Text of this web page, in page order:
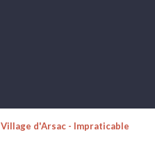
d'Arsac - Impraticable